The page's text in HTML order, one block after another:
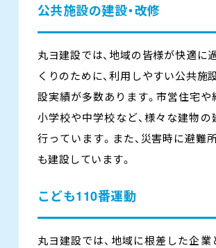
公共施設の建設・改修
丸ヨ建設では、地域の皆様が快適に
くりのために、利用しやすい公共施
設実績が多数あります。市営住宅や
小学校や中学校など、様々な建物の
行っています。また、災害時に避難
も建設しています。
こども110番運動
丸ヨ建設では、地域に根差した企業